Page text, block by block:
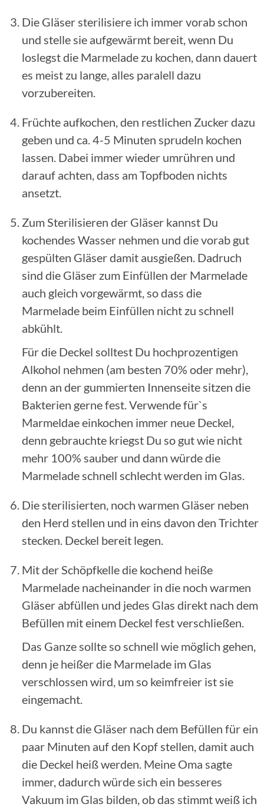
Die Gläser sterilisiere ich immer vorab schon
und stelle sie aufgewärmt bereit, wenn Du
loslegst die Marmelade zu kochen, dann dauert
es meist zu lange, alles paralell dazu
vorzubereiten.
Früchte aufkochen, den restlichen Zucker dazu
geben und ca. 4-5 Minuten sprudeln kochen
lassen. Dabei immer wieder umrühren und
darauf achten, dass am Topfboden nichts
ansetzt.
Zum Sterilisieren der Gläser kannst Du
kochendes Wasser nehmen und die vorab gut
gespülten Gläser damit ausgießen. Dadruch
sind die Gläser zum Einfüllen der Marmelade
auch gleich vorgewärmt, so dass die
Marmelade beim Einfüllen nicht zu schnell
abkühlt.
Für die Deckel solltest Du hochprozentigen
Alkohol nehmen (am besten 70% oder mehr),
denn an der gummierten Innenseite sitzen die
Bakterien gerne fest. Verwende für`s
Marmeldae einkochen immer neue Deckel,
denn gebrauchte kriegst Du so gut wie nicht
mehr 100% sauber und dann würde die
Marmelade schnell schlecht werden im Glas.
Die sterilisierten, noch warmen Gläser neben
den Herd stellen und in eins davon den Trichter
stecken. Deckel bereit legen.
Mit der Schöpfkelle die kochend heiße
Marmelade nacheinander in die noch warmen
Gläser abfüllen und jedes Glas direkt nach dem
Befüllen mit einem Deckel fest verschließen.
Das Ganze sollte so schnell wie möglich gehen,
denn je heißer die Marmelade im Glas
verschlossen wird, um so keimfreier ist sie
eingemacht.
Du kannst die Gläser nach dem Befüllen für ein
paar Minuten auf den Kopf stellen, damit auch
die Deckel heiß werden. Meine Oma sagte
immer, dadurch würde sich ein besseres
Vakuum im Glas bilden, ob das stimmt weiß ich